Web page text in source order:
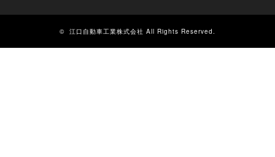
© 江口自動車工業株式会社 All Rights Reserved.